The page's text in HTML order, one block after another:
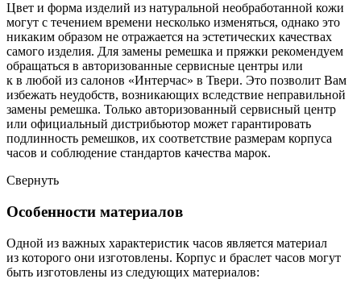
Цвет и форма изделий из натуральной необработанной кожи
могут с течением времени несколько изменяться, однако это
никаким образом не отражается на эстетических качествах
самого изделия. Для замены ремешка и пряжки рекомендуем
обращаться в авторизованные сервисные центры или
к в любой из салонов «Интерчас» в Твери. Это позволит Вам
избежать неудобств, возникающих вследствие неправильной
замены ремешка. Только авторизованный сервисный центр
или официальный дистрибьютор может гарантировать
подлинность ремешков, их соответствие размерам корпуса
часов и соблюдение стандартов качества марок.
Свернуть
Особенности материалов
Одной из важных характеристик часов является материал
из которого они изготовлены. Корпус и браслет часов могут
быть изготовлены из следующих материалов: